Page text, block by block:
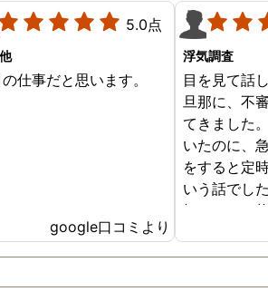
5.0点
仕事だと思います。
google口コミより
浮気調査
目を見て話
旦那に、不
てきました
いたのに、
をすると定
いう話でし
切れている
るのかも全
した。問い